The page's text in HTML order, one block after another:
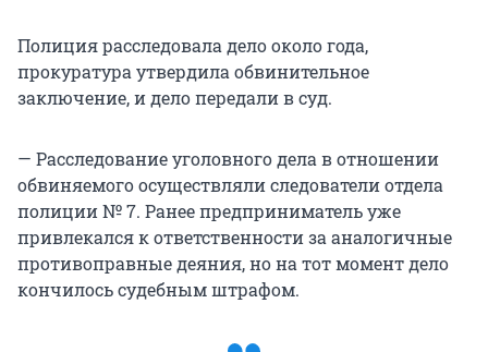
Полиция расследовала дело около года,
прокуратура утвердила обвинительное
заключение, и дело передали в суд.
— Расследование уголовного дела в отношении
обвиняемого осуществляли следователи отдела
полиции № 7. Ранее предприниматель уже
привлекался к ответственности за аналогичные
противоправные деяния, но на тот момент дело
кончилось судебным штрафом.